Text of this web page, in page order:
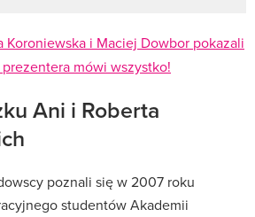
Koroniewska i Maciej Dowbor pokazali
mówi wszystko!
Ani i Roberta
poznali się w 2007 roku
studentów Akademii